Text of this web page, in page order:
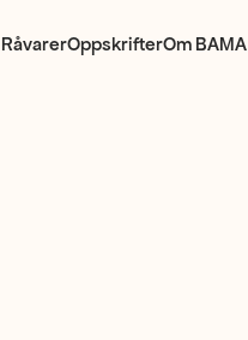
RåvarerOppskrifterOm BAMA